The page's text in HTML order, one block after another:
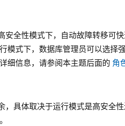
全性模式下，自动故障转移可
模式下，数据库管理员可以选择
细信息，请参阅本主题后面的 角
具体取决于运行模式是高安全
。